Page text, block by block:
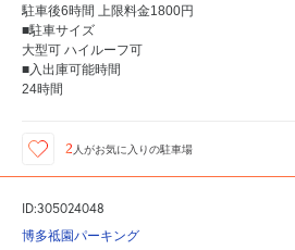
駐車後6時間 上限料金1800円
■駐車サイズ
大型可 ハイルーフ可
■入出庫可能時間
24時間
2 人がお気に入りの駐車場
ID:305024048
博多祗園パーキング